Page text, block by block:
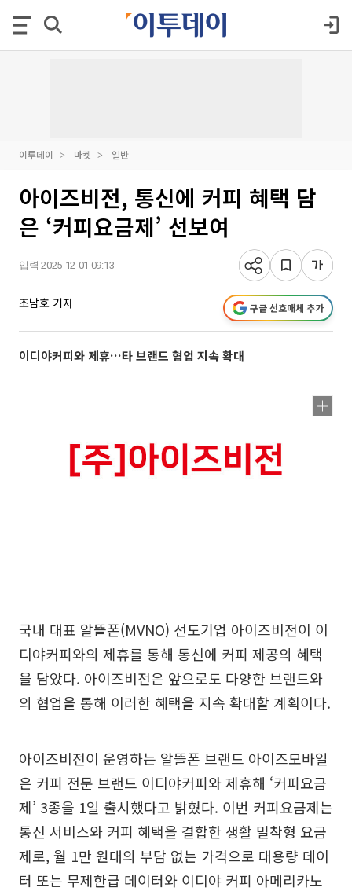
이투데이 마켓 일반
아이즈비전, 통신에 커피 혜택 담
은 ‘커피요금제’ 선보여
입력 2025-12-01 09:13
조남호 기자 구글 선호매체 추가
이디야커피와 제휴…타 브랜드 협업 지속 확대
국내 대표 알뜰폰(MVNO) 선도기업 아이즈비전이 이
디야커피와의 제휴를 통해 통신에 커피 제공의 혜택
을 담았다. 아이즈비전은 앞으로도 다양한 브랜드와
의 협업을 통해 이러한 혜택을 지속 확대할 계획이다.
아이즈비전이 운영하는 알뜰폰 브랜드 아이즈모바일
은 커피 전문 브랜드 이디야커피와 제휴해 ‘커피요금
제’ 3종을 1일 출시했다고 밝혔다. 이번 커피요금제는
통신 서비스와 커피 혜택을 결합한 생활 밀착형 요금
제로, 월 1만 원대의 부담 없는 가격으로 대용량 데이
터 또는 무제한급 데이터와 이디야 커피 아메리카노